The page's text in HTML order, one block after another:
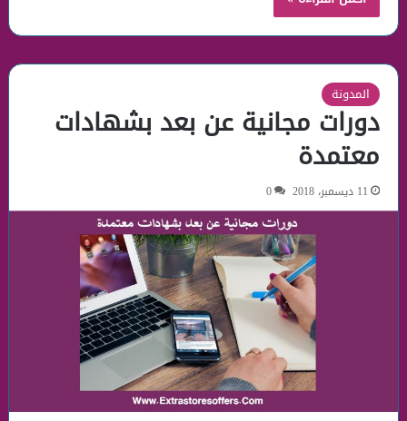
المدونة
دورات مجانية عن بعد بشهادات
معتمدة
11 ديسمبر، 2018 0